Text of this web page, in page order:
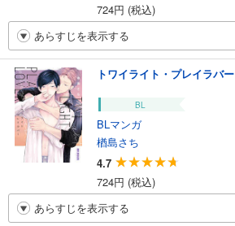
724円 (税込)
あらすじを表示する
トワイライト・プレイラバー
BL
BLマンガ
楢島さち
4.7
724円 (税込)
あらすじを表示する